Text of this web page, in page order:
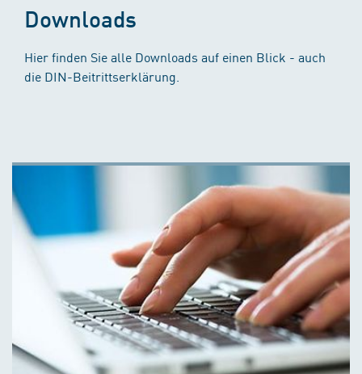
Downloads
Hier finden Sie alle Downloads auf einen Blick - auch
die DIN-Beitrittserklärung.